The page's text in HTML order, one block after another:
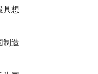
具想
制造